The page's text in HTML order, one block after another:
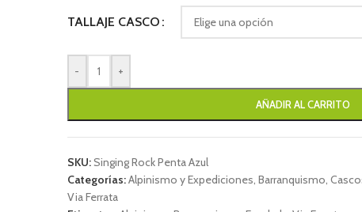
TALLAJE CASCO
- +
AÑADIR AL CARRITO
SKU:Singing Rock Penta Azul
Categorías:Alpinismo y Expediciones, Barranquismo,
Via Ferrata